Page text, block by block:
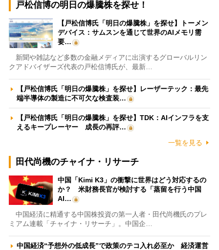
戸松信博の明日の爆騰株を探せ！
【戸松信博氏「明日の爆騰株」を探せ】トーメン
デバイス：サムスンを通じて世界のAIメモリ需
要…
新聞や雑誌など多数の金融メディアに出演するグローバルリン
クアドバイザーズ代表の戸松信博氏が、最新…
【戸松信博氏「明日の爆騰株」を探せ】レーザーテック：最先
端半導体の製造に不可欠な検査装…
【戸松信博氏「明日の爆騰株」を探せ】TDK：AIインフラを支
えるキープレーヤー 成長の再評…
一覧を見る
田代尚機のチャイナ・リサーチ
中国「Kimi K3」の衝撃に世界はどう対応するの
か？ 米財務長官が検討する「蒸留を行う中国
AI…
中国経済に精通する中国株投資の第一人者・田代尚機氏のプレ
ミアム連載「チャイナ・リサーチ」。中国企…
中国経済“予想外の低成長”で政策のテコ入れ必至か 経済運営